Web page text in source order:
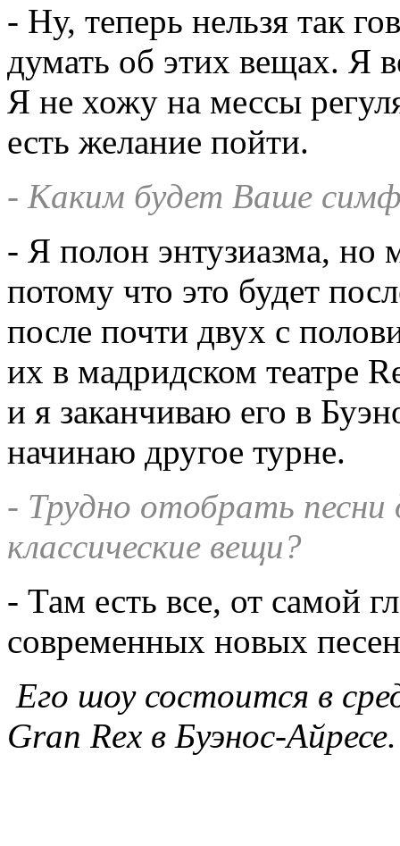
- Ну, теперь нельзя так
думать об этих вещах. Я
Я не хожу на мессы
есть желание пойти.
- Каким будет Ваше
- Я полон энтузиазма, но
потому что это будет
после почти двух с
их в мадридском театре
и я заканчиваю его в
начинаю другое турне.
- Трудно отобрать
классические вещи?
- Там есть все, от самой
современных новых
Его шоу состоится в
Gran Rex в Буэнос-Айресе.